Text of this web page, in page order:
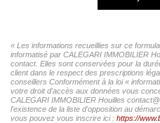
« Les informations recueillies sur ce
informatisé par CALEGARI IMMOBILIER
contact. Elles sont conservées pour la
client dans le respect des prescriptions
conseillers Conformément à la loi «
votre droit d'accès aux données vous
CALEGARI IMMOBILIER Houilles
l'existence de la liste d'opposition au
vous pouvez vous inscrire ici : https://